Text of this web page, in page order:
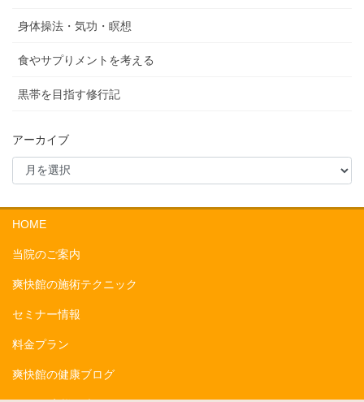
身体操法・気功・瞑想
食やサプりメントを考える
黒帯を目指す修行記
アーカイブ
HOME
当院のご案内
爽快館の施術テクニック
セミナー情報
料金プラン
爽快館の健康ブログ